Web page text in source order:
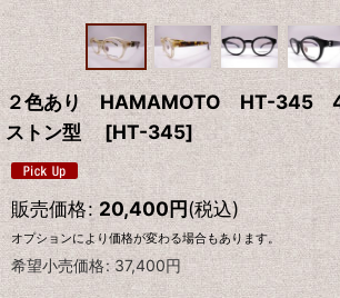
２色あり HAMAMOTO HT-345
ストン型 [HT-345]
販売価格: 20,400円(税込)
オプションにより価格が変わる場合もあります。
希望小売価格: 37,400円